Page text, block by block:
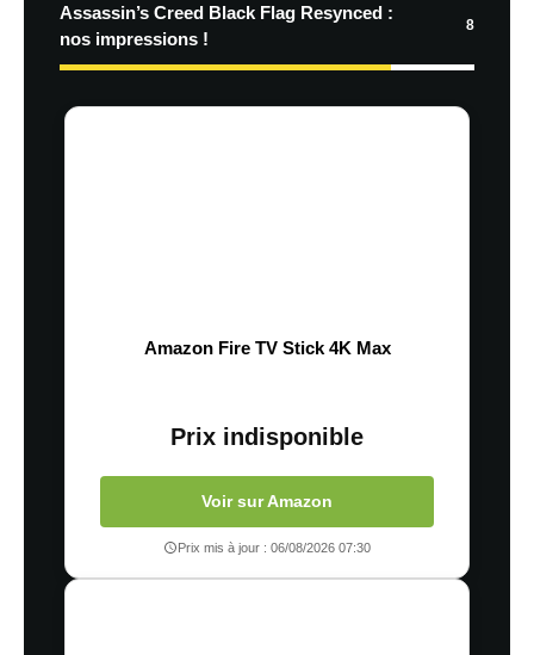
Assassin’s Creed Black Flag Resynced :
nos impressions !
8
Amazon Fire TV Stick 4K Max
Prix indisponible
Voir sur Amazon
Prix mis à jour : 06/08/2026 07:30